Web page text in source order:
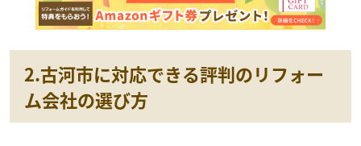
2.古河市に対応できる評判のリフォー
ム会社の選び方